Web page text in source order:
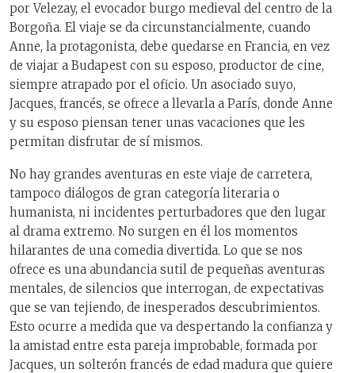
por Velezay, el evocador burgo medieval del centro de la
Borgoña. El viaje se da circunstancialmente, cuando
Anne, la protagonista, debe quedarse en Francia, en vez
de viajar a Budapest con su esposo, productor de cine,
siempre atrapado por el oficio. Un asociado suyo,
Jacques, francés, se ofrece a llevarla a París, donde Anne
y su esposo piensan tener unas vacaciones que les
permitan disfrutar de sí mismos.
No hay grandes aventuras en este viaje de carretera,
tampoco diálogos de gran categoría literaria o
humanista, ni incidentes perturbadores que den lugar
al drama extremo. No surgen en él los momentos
hilarantes de una comedia divertida. Lo que se nos
ofrece es una abundancia sutil de pequeñas aventuras
mentales, de silencios que interrogan, de expectativas
que se van tejiendo, de inesperados descubrimientos.
Esto ocurre a medida que va despertando la confianza y
la amistad entre esta pareja improbable, formada por
Jacques, un solterón francés de edad madura que quiere